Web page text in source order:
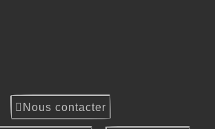
Nous contacter